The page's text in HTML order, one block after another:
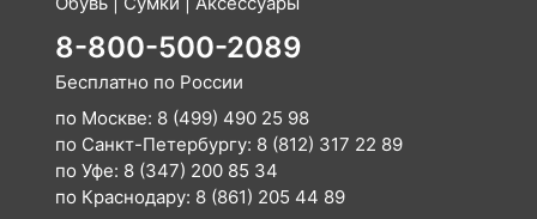
8-800-500-2089
Бесплатно по России
по Москве: 8 (499) 490 25 98
по Санкт-Петербургу: 8 (812) 317 22 89
по Уфе: 8 (347) 200 85 34
по Краснодару: 8 (861) 205 44 89